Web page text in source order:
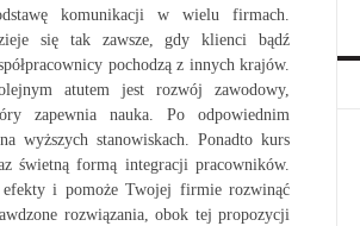
komunikacji w wielu firmach.
się tak zawsze, gdy klienci bądź
pochodzą z innych krajów.
atutem jest rozwój zawodowy,
zapewnia nauka. Po odpowiednim
wyższych stanowiskach. Ponadto kurs
świetną formą integracji pracowników.
efekty i pomoże Twojej firmie rozwinąć
rozwiązania, obok tej propozycji